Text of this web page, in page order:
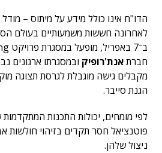
לאחרונה חששות משמעותיים בעולם
חברתאנת'רופיק ובמסגרתו ארגונים
מקבלים גישה מוגבלת לגרסת תצוגה
הגנת סייבר.
לפי מומחים, יכולות התכנות המתקדמות
פוטנציאל חסר תקדים בזיהוי חולשות
ניצול שלהן.